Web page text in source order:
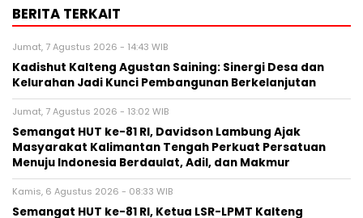
BERITA TERKAIT
Jumat, 7 Agustus 2026 - 14:43 WIB
Kadishut Kalteng Agustan Saining: Sinergi Desa dan
Kelurahan Jadi Kunci Pembangunan Berkelanjutan
Jumat, 7 Agustus 2026 - 13:02 WIB
Semangat HUT ke-81 RI, Davidson Lambung Ajak
Masyarakat Kalimantan Tengah Perkuat Persatuan
Menuju Indonesia Berdaulat, Adil, dan Makmur
Kamis, 6 Agustus 2026 - 08:33 WIB
Semangat HUT ke-81 RI, Ketua LSR-LPMT Kalteng